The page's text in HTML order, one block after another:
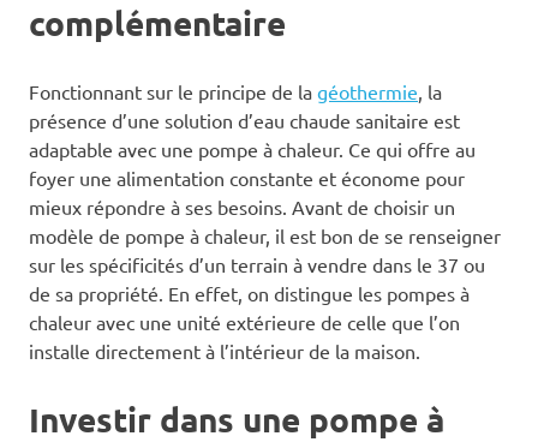
complémentaire
Fonctionnant sur le principe de la géothermie, la
présence d’une solution d’eau chaude sanitaire est
adaptable avec une pompe à chaleur. Ce qui offre au
foyer une alimentation constante et économe pour
mieux répondre à ses besoins. Avant de choisir un
modèle de pompe à chaleur, il est bon de se renseigner
sur les spécificités d’un terrain à vendre dans le 37 ou
de sa propriété. En effet, on distingue les pompes à
chaleur avec une unité extérieure de celle que l’on
installe directement à l’intérieur de la maison.
Investir dans une pompe à